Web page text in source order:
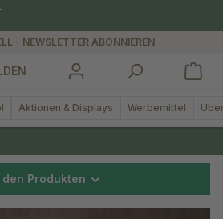
- NEWSLETTER ABONNIEREN
Aktionen & Displays Werbemittel
den Produkten